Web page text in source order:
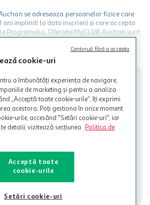
se adreseaza persoanelor fizice care
ani impliniti la data inscrierii și care accepta
Programului. Ofertele MyCLUB Auchan sunt
client o singura data in perioada promotiei.
doar in legatura cu magazinele Auchan
cu alti comercianți sau pentru alte
mentionate in Termene si Conditii. Auchan
utilizarii Cardului in perioada in
sau in perioada in care sunt efectuate
tehnice la sistemul de utilizarea al Cardului.
CITESTE MAI MULT
Contacteaza-ne!
9141 contact@auchan.ro
Contact
cookie-uri
a îmbunătăți experiența de navigare,
de marketing și pentru a analiza
„Acceptă toate cookie-urile”, îți exprimi
acestora. Poți gestiona în orice moment
urile, accesând "Setări cookie-uri", iar
detalii, vizitează secțiunea
Politica de
Acceptă toate
cookie-urile
Setări cookie-uri
Continuă fără a accepta